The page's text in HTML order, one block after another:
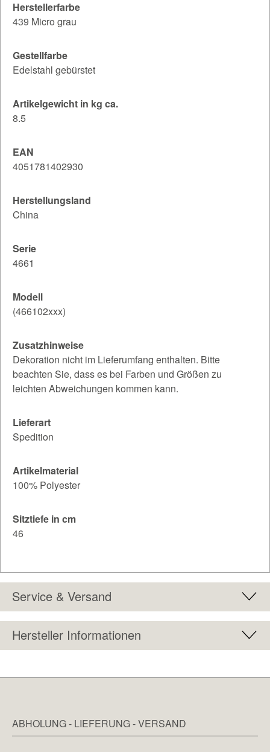
Herstellerfarbe
439 Micro grau
Gestellfarbe
Edelstahl gebürstet
Artikelgewicht in kg ca.
8.5
EAN
4051781402930
Herstellungsland
China
Serie
4661
Modell
(466102xxx)
Zusatzhinweise
Dekoration nicht im Lieferumfang enthalten. Bitte
beachten Sie, dass es bei Farben und Größen zu
leichten Abweichungen kommen kann.
Lieferart
Spedition
Artikelmaterial
100% Polyester
Sitztiefe in cm
46
Service & Versand
Hersteller Informationen
ABHOLUNG - LIEFERUNG - VERSAND